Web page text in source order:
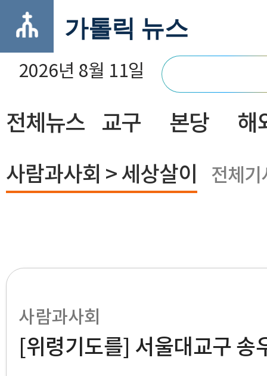
가톨릭 뉴스
2026년 8월 11일
닫기
전체뉴스 교구 본당 해
사람과사회 > 세상살이 전체
사람과사회
[위령기도를] 서울대교구 송